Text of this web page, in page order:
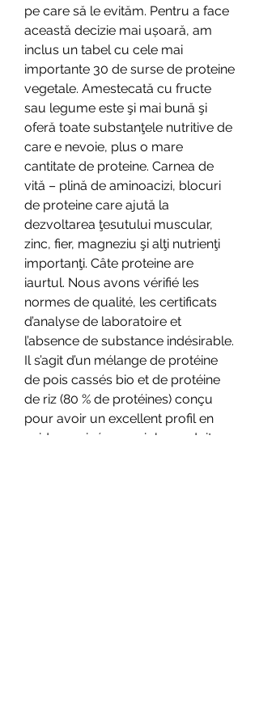
pe care să le evităm. Pentru a face
această decizie mai ușoară, am
inclus un tabel cu cele mai
importante 30 de surse de proteine
vegetale. Amestecată cu fructe
sau legume este şi mai bună şi
oferă toate substanţele nutritive de
care e nevoie, plus o mare
cantitate de proteine. Carnea de
vită – plină de aminoacizi, blocuri
de proteine care ajută la
dezvoltarea ţesutului muscular,
zinc, fier, magneziu şi alţi nutrienţi
importanţi. Câte proteine are
iaurtul. Nous avons vérifié les
normes de qualité, les certificats
d’analyse de laboratoire et
l’absence de substance indésirable.
Il s’agit d’un mélange de protéine
de pois cassés bio et de protéine
de riz (80 % de protéines) conçu
pour avoir un excellent profil en
acides aminés → voir le produit.